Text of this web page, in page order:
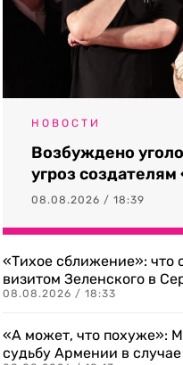
НОВОСТИ
Возбуждено
угроз
08.08.2026 / 18:39
«Тихое сближение»: что
визитом Зеленского в
08.08.2026 / 18:33
«А может, что похуже»:
судьбу Армении в